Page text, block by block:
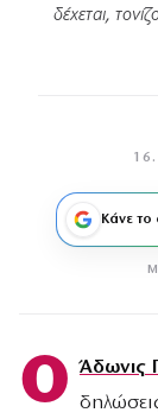
δέχεται,
Κάνε
Ο Άδωνις